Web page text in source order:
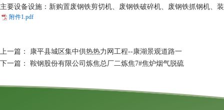
主要设备设施：新购置废钢铁剪切机、废钢铁破碎机、废钢铁抓钢机、
附件1.pdf
上一篇：
康平县城区集中供热热力网工程--康湖景观道路一
下一篇： 鞍钢股份有限公司炼焦总厂二炼焦7#焦炉烟气脱硫